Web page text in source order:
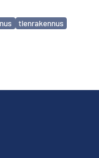
tienrakennus